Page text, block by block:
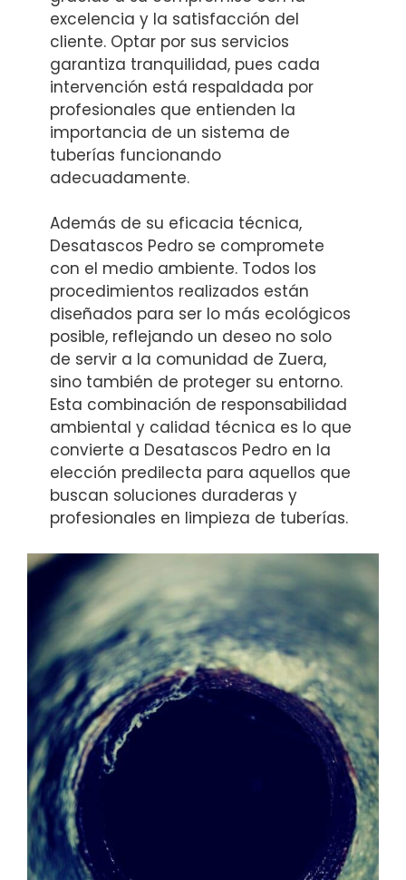
excelencia y la satisfacción del
cliente. Optar por sus servicios
garantiza tranquilidad, pues cada
intervención está respaldada por
profesionales que entienden la
importancia de un sistema de
tuberías funcionando
adecuadamente.
Además de su eficacia técnica,
Desatascos Pedro se compromete
con el medio ambiente. Todos los
procedimientos realizados están
diseñados para ser lo más ecológicos
posible, reflejando un deseo no solo
de servir a la comunidad de Zuera,
sino también de proteger su entorno.
Esta combinación de responsabilidad
ambiental y calidad técnica es lo que
convierte a Desatascos Pedro en la
elección predilecta para aquellos que
buscan soluciones duraderas y
profesionales en limpieza de tuberías.